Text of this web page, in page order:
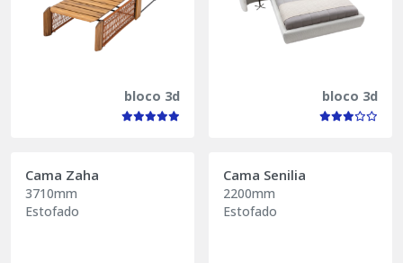
bloco 3d bloco 3d
Cama Zaha
3710mm
Estofado
Cama Senilia
2200mm
Estofado